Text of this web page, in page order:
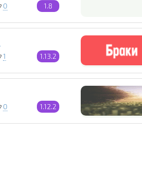
0 1.8
1 1.13.2
0 1.12.2